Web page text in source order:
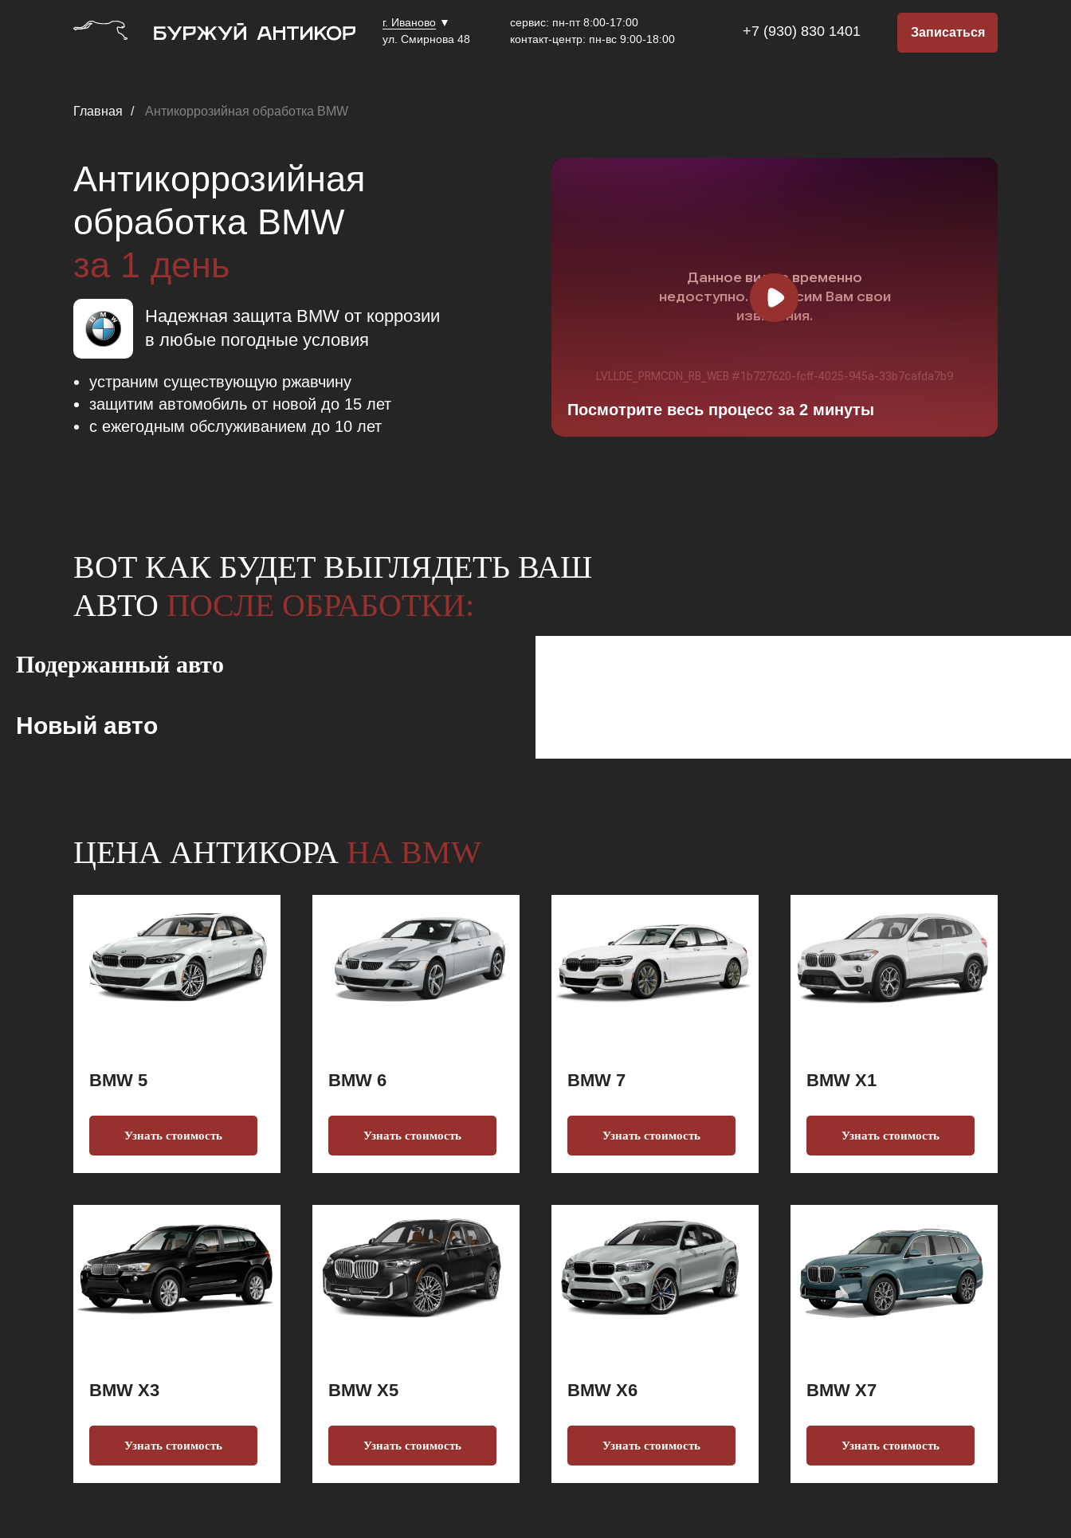
г. Иваново ▼
ул. Смирнова 48
сервис: пн-пт 8:00-17:00
контакт-центр: пн-вс 9:00-18:00
+7 (930) 830 1401 Записаться
Главная / Антикоррозийная обработка BMW
Надежная защита BMW от коррозии
в любые погодные условия
устраним существующую ржавчину
защитим автомобиль от новой до 15 лет
с ежегодным обслуживанием до 10 лет
Антикоррозийная
обработка BMW
за 1 день
Посмотрите весь процесс за 2 минуты
ВОТ КАК БУДЕТ ВЫГЛЯДЕТЬ ВАШ
АВТО ПОСЛЕ ОБРАБОТКИ:
Подержанный авто
Новый авто
ЦЕНА АНТИКОРА НА BMW
BMW 5
Узнать стоимость
BMW 6
Узнать стоимость
BMW 7
Узнать стоимость
BMW X1
Узнать стоимость
BMW X3
Узнать стоимость
BMW X5
Узнать стоимость
BMW X6
Узнать стоимость
BMW X7
Узнать стоимость